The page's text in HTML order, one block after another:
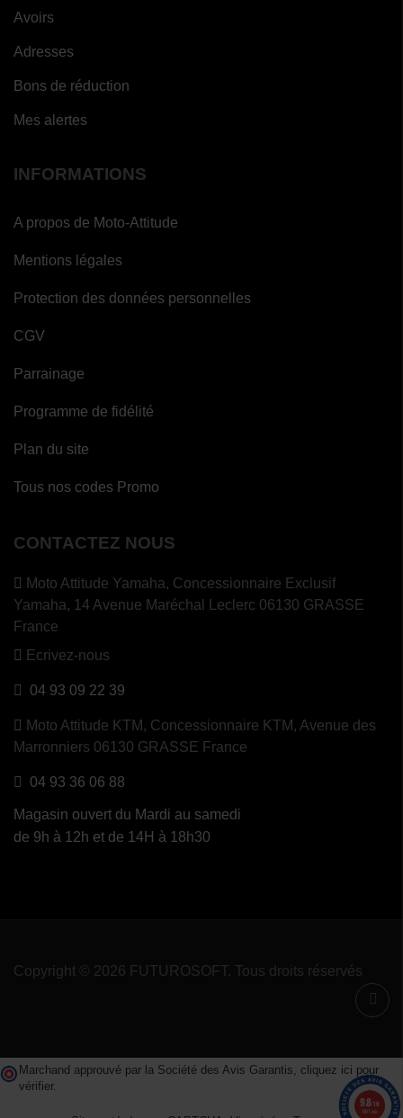
Avoirs
Adresses
Bons de réduction
Mes alertes
INFORMATIONS
A propos de Moto-Attitude
Mentions légales
Protection des données personnelles
CGV
Parrainage
Programme de fidélité
Plan du site
Tous nos codes Promo
CONTACTEZ NOUS
Moto Attitude Yamaha, Concessionnaire Exclusif
Yamaha, 14 Avenue Maréchal Leclerc 06130 GRASSE
France
Ecrivez-nous
04 93 09 22 39
Moto Attitude KTM, Concessionnaire KTM, Avenue des
Marronniers 06130 GRASSE France
04 93 36 06 88
Magasin ouvert du Mardi au samedi
de 9h à 12h et de 14H à 18h30
Copyright © 2026 FUTUROSOFT. Tous droits réservés
Marchand approuvé par la Société des Avis Garantis, cliquez ici pour
vérifier.
9.8/10
1491 avis